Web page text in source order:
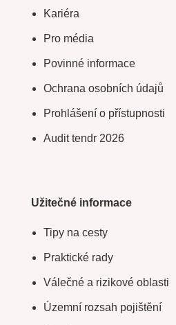
Kariéra
Pro média
Povinné informace
Ochrana osobních údajů
Prohlášení o přístupnosti
Audit tendr 2026
Užitečné informace
Tipy na cesty
Praktické rady
Válečné a rizikové oblasti
Územní rozsah pojištění